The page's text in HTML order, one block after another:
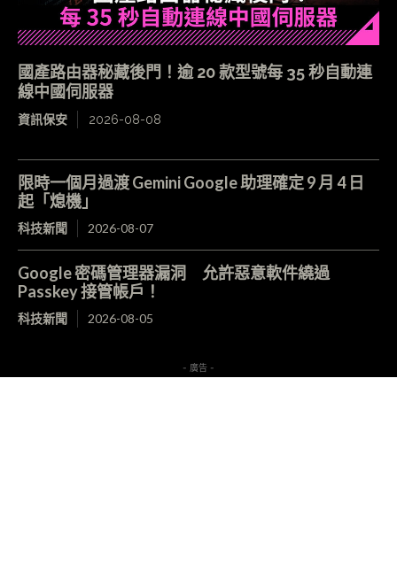
國產路由器秘藏後門！逾 20 款型號每 35 秒自動連
線中國伺服器
資訊保安 2026-08-08
限時一個月過渡 Gemini Google 助理確定 9 月 4 日
起「熄機」
科技新聞 2026-08-07
Google 密碼管理器漏洞 允許惡意軟件繞過
Passkey 接管帳戶！
科技新聞 2026-08-05
- 廣告 -